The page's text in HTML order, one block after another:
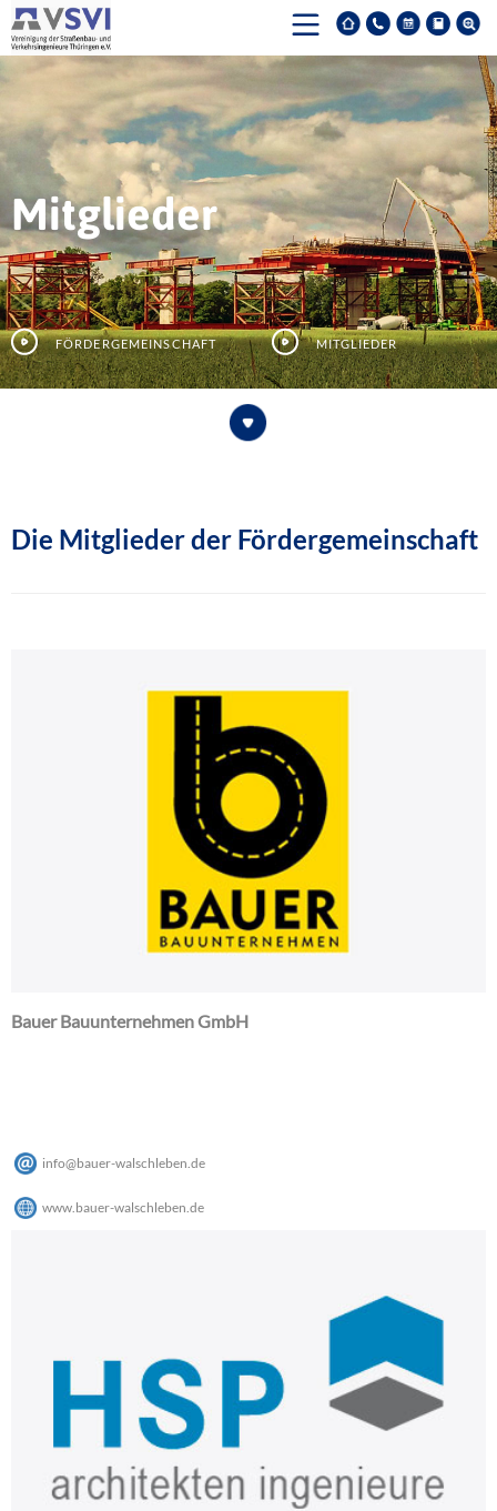
Mitglieder
Fördergemeinschaft Mitglieder
Die Mitglieder der Fördergemeinschaft
Bauer Bauunternehmen GmbH
info@bauer-walschleben.de
www.bauer-walschleben.de